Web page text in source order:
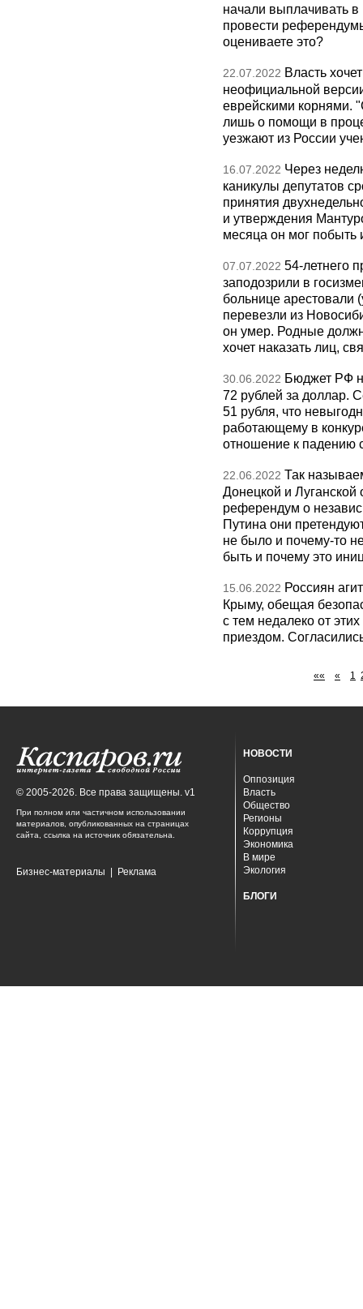
начали выплачивать
провести
оцениваете это?
22.07.2022 Власть
неофициальной
еврейскими корнями.
лишь о помощи в
уезжают из России
16.07.2022 Через
каникулы депутатов
принятия
и утверждения
месяца он мог побыть
07.07.2022 54-летнего
заподозрили в
больнице арестовали
перевезли из
он умер. Родные
хочет наказать лиц,
30.06.2022 Бюджет РФ
72 рублей за доллар.
51 рубля, что
работающему в
отношение к падению
22.06.2022 Так
Донецкой и Луганской
референдум о
Путина они
не было и почему-то
быть и почему это
15.06.2022 Россиян
Крыму, обещая
с тем недалеко от
приездом.
«« « 1
© 2005-2026. Все права защищены. v1
При полном или частичном использовании
материалов, опубликованных на страницах
сайта, ссылка на источник обязательна.
Бизнес-материалы Реклама
НОВОСТИ
Оппозиция
Власть
Общество
Регионы
Коррупция
Экономика
В мире
Экология
БЛОГИ